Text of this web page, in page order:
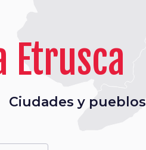
Etrusca
Ciudades y pueblos